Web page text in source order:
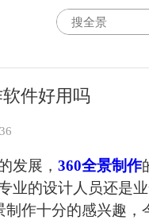
件好用吗
发展， 360全景制作
业的设计人员还是
制作十分的感兴趣，